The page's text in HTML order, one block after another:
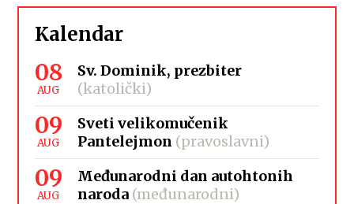
Kalendar
08
AUG
Sv. Dominik, prezbiter
(katolički)
09
AUG
Sveti velikomučenik
Pantelejmon (pravoslavni)
09
AUG
Međunarodni dan autohtonih
naroda (međunarodni)